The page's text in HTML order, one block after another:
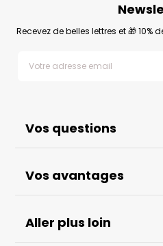
Vos questions
Vos avantages
Aller plus loin
Recevez de belles lettres et 🎁